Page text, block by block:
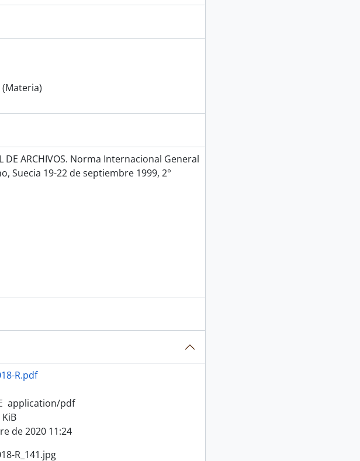
(Materia)
DE ARCHIVOS. Norma Internacional General
Suecia 19-22 de septiembre 1999, 2°
R.pdf
application/pdf
de 2020 11:24
R_141.jpg